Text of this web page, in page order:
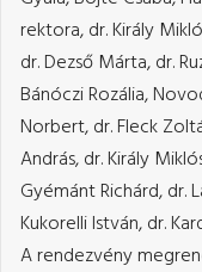
rektora, dr. Király
dr. Dezső Márta, dr.
Bánóczi Rozália,
Norbert, dr. Fleck
András, dr. Király
Gyémánt Richárd, dr.
Kukorelli István, dr.
A rendezvény